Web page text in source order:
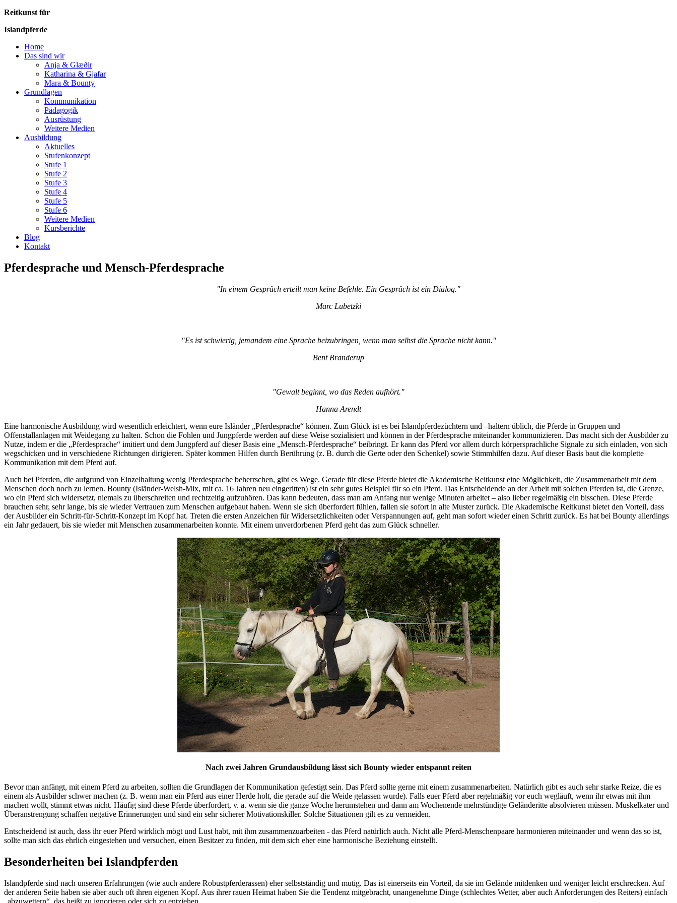
Reitkunst für
Islandpferde
Home
Das sind wir
Anja & Glæðir
Katharina & Gjafar
Mara & Bounty
Grundlagen
Kommunikation
Pädagogik
Ausrüstung
Weitere Medien
Ausbildung
Aktuelles
Stufenkonzept
Stufe 1
Stufe 2
Stufe 3
Stufe 4
Stufe 5
Stufe 6
Weitere Medien
Kursberichte
Blog
Kontakt
Pferdesprache und Mensch-Pferdesprache
"In einem Gespräch erteilt man keine Befehle. Ein Gespräch ist ein Dialog."
Marc Lubetzki
"Es ist schwierig, jemandem eine Sprache beizubringen, wenn man selbst die Sprache nicht kann."
Bent Branderup
"Gewalt beginnt, wo das Reden aufhört."
Hanna Arendt
Eine harmonische Ausbildung wird wesentlich erleichtert, wenn eure Isländer „Pferdesprache“ können. Zum Glück ist es bei Islandpferdezüchtern und –haltern üblich, die Pferde in Gruppen und
Offenstallanlagen mit Weidegang zu halten. Schon die Fohlen und Jungpferde werden auf diese Weise sozialisiert und können in der Pferdesprache miteinander kommunizieren. Das macht sich der Ausbilder zu
Nutze, indem er die „Pferdesprache“ imitiert und dem Jungpferd auf dieser Basis eine „Mensch-Pferdesprache“ beibringt. Er kann das Pferd vor allem durch körpersprachliche Signale zu sich einladen, von sich
wegschicken und in verschiedene Richtungen dirigieren. Später kommen Hilfen durch Berührung (z. B. durch die Gerte oder den Schenkel) sowie Stimmhilfen dazu. Auf dieser Basis baut die komplette
Kommunikation mit dem Pferd auf.
Auch bei Pferden, die aufgrund von Einzelhaltung wenig Pferdesprache beherrschen, gibt es Wege. Gerade für diese Pferde bietet die Akademische Reitkunst eine Möglichkeit, die Zusammenarbeit mit dem
Menschen doch noch zu lernen. Bounty (Isländer-Welsh-Mix, mit ca. 16 Jahren neu eingeritten) ist ein sehr gutes Beispiel für so ein Pferd. Das Entscheidende an der Arbeit mit solchen Pferden ist, die Grenze,
wo ein Pferd sich widersetzt, niemals zu überschreiten und rechtzeitig aufzuhören. Das kann bedeuten, dass man am Anfang nur wenige Minuten arbeitet – also lieber regelmäßig ein bisschen. Diese Pferde
brauchen sehr, sehr lange, bis sie wieder Vertrauen zum Menschen aufgebaut haben. Wenn sie sich überfordert fühlen, fallen sie sofort in alte Muster zurück. Die Akademische Reitkunst bietet den Vorteil, dass
der Ausbilder ein Schritt-für-Schritt-Konzept im Kopf hat. Treten die ersten Anzeichen für Widersetzlichkeiten oder Verspannungen auf, geht man sofort wieder einen Schritt zurück. Es hat bei Bounty allerdings
ein Jahr gedauert, bis sie wieder mit Menschen zusammenarbeiten konnte. Mit einem unverdorbenen Pferd geht das zum Glück schneller.
Nach zwei Jahren Grundausbildung lässt sich Bounty wieder entspannt reiten
Bevor man anfängt, mit einem Pferd zu arbeiten, sollten die Grundlagen der Kommunikation gefestigt sein. Das Pferd sollte gerne mit einem zusammenarbeiten. Natürlich gibt es auch sehr starke Reize, die es
einem als Ausbilder schwer machen (z. B. wenn man ein Pferd aus einer Herde holt, die gerade auf die Weide gelassen wurde). Falls euer Pferd aber regelmäßig vor euch wegläuft, wenn ihr etwas mit ihm
machen wollt, stimmt etwas nicht. Häufig sind diese Pferde überfordert, v. a. wenn sie die ganze Woche herumstehen und dann am Wochenende mehrstündige Geländeritte absolvieren müssen. Muskelkater und
Überanstrengung schaffen negative Erinnerungen und sind ein sehr sicherer Motivationskiller. Solche Situationen gilt es zu vermeiden.
Entscheidend ist auch, dass ihr euer Pferd wirklich mögt und Lust habt, mit ihm zusammenzuarbeiten - das Pferd natürlich auch. Nicht alle Pferd-Menschenpaare harmonieren miteinander und wenn das so ist,
sollte man sich das ehrlich eingestehen und versuchen, einen Besitzer zu finden, mit dem sich eher eine harmonische Beziehung einstellt.
Besonderheiten bei Islandpferden
Islandpferde sind nach unseren Erfahrungen (wie auch andere Robustpferderassen) eher selbstständig und mutig. Das ist einerseits ein Vorteil, da sie im Gelände mitdenken und weniger leicht erschrecken. Auf
der anderen Seite haben sie aber auch oft ihren eigenen Kopf. Aus ihrer rauen Heimat haben Sie die Tendenz mitgebracht, unangenehme Dinge (schlechtes Wetter, aber auch Anforderungen des Reiters) einfach